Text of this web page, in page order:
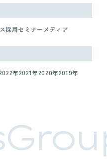
採用セミナーメディア
年2021年2020年2019年